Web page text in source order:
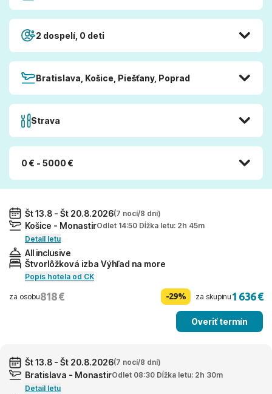
2 dospelí, 0 deti
Bratislava, Košice, Piešťany, Poprad
Strava
0 € - 5000 €
Št 13.8 - Št 20.8.2026(7 nocí/8 dní)
Košice - MonastirOdlet 14:50 Dĺžka letu: 2h 45m
Detail letu
All inclusive
Štvorlôžková izba Výhľad na more
Popis hotela od CK
za osobu818 € -29% za skupinu1 636 €
Overiť termín
Št 13.8 - Št 20.8.2026(7 nocí/8 dní)
Bratislava - MonastirOdlet 08:30 Dĺžka letu: 2h 30m
Detail letu